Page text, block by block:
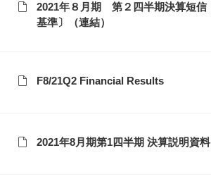
2021年８月期 第２四半期決算短信
基準〕（連結）
F8/21Q2 Financial Results
2021年8月期第1四半期 決算説明資料